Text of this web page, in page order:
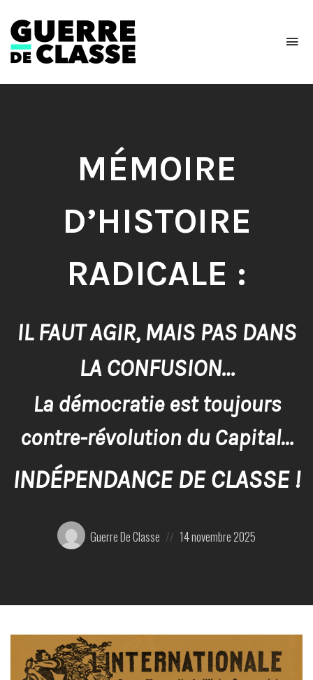
de
MÉMOIRE
D’HISTOIRE
RADICALE :
IL FAUT AGIR, MAIS PAS DANS
LA CONFUSION…
La démocratie est toujours
contre-révolution du Capital…
INDÉPENDANCE DE CLASSE !
Posté
par:
Guerre De Classe
on
14 novembre 2025